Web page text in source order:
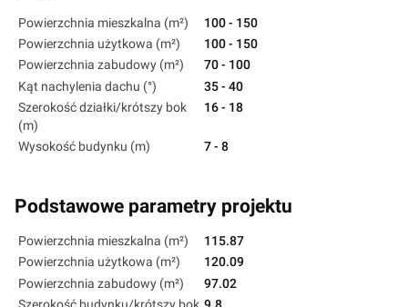
Powierzchnia mieszkalna (m²)
100 - 150
Powierzchnia użytkowa (m²)
100 - 150
Powierzchnia zabudowy (m²)
70 - 100
Kąt nachylenia dachu (°)
35 - 40
Szerokość działki/krótszy bok
(m)
16 - 18
Wysokość budynku (m) 7 - 8
Podstawowe parametry projektu
Powierzchnia mieszkalna (m²)
115.87
Powierzchnia użytkowa (m²)
120.09
Powierzchnia zabudowy (m²)
97.02
Szerokość budynku/krótszy bok 9.8